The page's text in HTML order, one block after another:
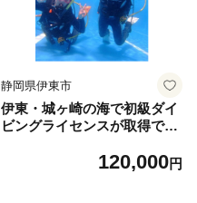
静岡県伊東市
伊東・城ヶ崎の海で初級ダイ
ビングライセンスが取得でき
120,000円